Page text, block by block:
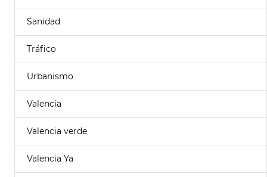
Sanidad
Tráfico
Urbanismo
Valencia
Valencia verde
Valencia Ya